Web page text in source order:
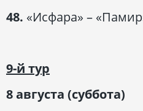
48. «Исфара» –
9-й тур
8 августа (суббота)